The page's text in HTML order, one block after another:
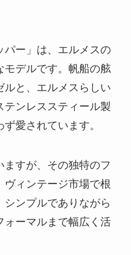
パー」は、エルメスの
モデルです。帆船の舷
ルと、エルメスらしい
テンレススティール製
愛されています。
すが、その独特のフ
ヴィンテージ市場で根
ンプルでありながら
ォーマルまで幅広く活